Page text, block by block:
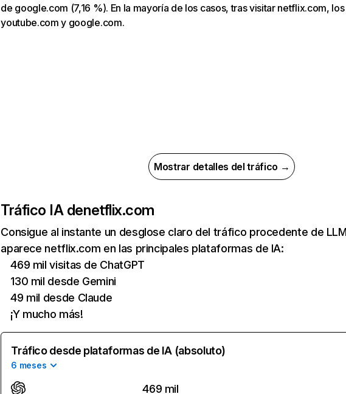
de google.com (7,16 %). En la mayoría de los casos, tras visitar netflix.com,
youtube.com y google.com.
Mostrar detalles del tráfico →
Tráfico IA denetflix.com
Consigue al instante un desglose claro del tráfico procedente de
aparece netflix.com en las principales plataformas de IA:
469 mil visitas de ChatGPT
130 mil desde Gemini
49 mil desde Claude
¡Y mucho más!
Tráfico desde plataformas de IA (absoluto)
6 meses
469 mil